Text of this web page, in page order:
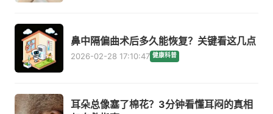
鼻中隔偏曲术后多久能恢复？关键看这几点
2026-02-28 17:10:47 健康科普
耳朵总像塞了棉花？3分钟看懂耳闷的真相